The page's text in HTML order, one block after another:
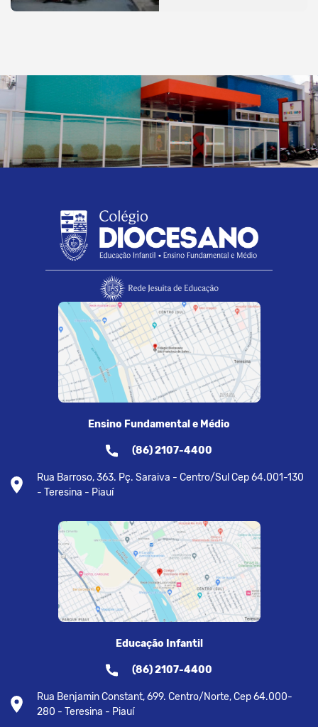
Ensino Fundamental e Médio
(86) 2107-4400
Rua Barroso, 363. Pç. Saraiva - Centro/Sul Cep 64.001-130
- Teresina - Piauí
Educação Infantil
(86) 2107-4400
Rua Benjamin Constant, 699. Centro/Norte, Cep 64.000-
280 - Teresina - Piauí